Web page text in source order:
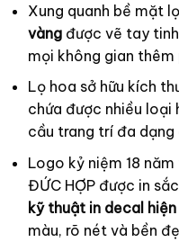
Xung quanh bề mặt
vàngđược vẽ tay
mọi không gian
Lọ hoa sở hữu kích
chứa được nhiều loại
cầu trang trí đa dạng
Logo kỷ niệm 18
ĐỨC HỢP được in
kỹ thuật in decal
màu, rõ nét và bền